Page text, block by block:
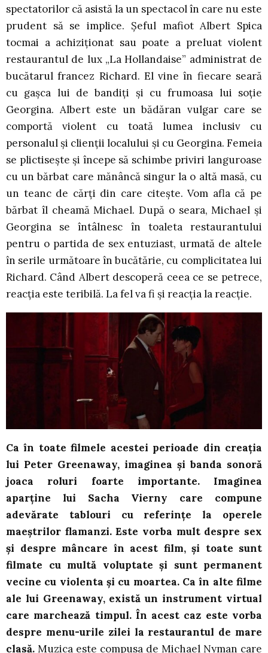
spectatorilor că asistă la un spectacol în care nu este
prudent să se implice. Șeful mafiot Albert Spica
tocmai a achiziționat sau poate a preluat violent
restaurantul de lux „La Hollandaise” administrat de
bucătarul francez Richard. El vine în fiecare seară
cu gașca lui de bandiți și cu frumoasa lui soție
Georgina. Albert este un bădăran vulgar care se
comportă violent cu toată lumea inclusiv cu
personalul și clienții localului și cu Georgina. Femeia
se plictisește și începe să schimbe priviri languroase
cu un bărbat care mănâncă singur la o altă masă, cu
un teanc de cărți din care citește. Vom afla că pe
bărbat îl cheamă Michael. După o seara, Michael și
Georgina se întâlnesc în toaleta restaurantului
pentru o partida de sex entuziast, urmată de altele
în serile următoare în bucătărie, cu complicitatea lui
Richard. Când Albert descoperă ceea ce se petrece,
reacția este teribilă. La fel va fi și reacția la reacție.
Ca în toate filmele acestei perioade din creația
lui Peter Greenaway, imaginea și banda sonoră
joaca roluri foarte importante. Imaginea
aparține lui Sacha Vierny care compune
adevărate tablouri cu referințe la operele
maeștrilor flamanzi. Este vorba mult despre sex
și despre mâncare în acest film, și toate sunt
filmate cu multă voluptate și sunt permanent
vecine cu violenta și cu moartea. Ca în alte filme
ale lui Greenaway, există un instrument virtual
care marchează timpul. În acest caz este vorba
despre menu-urile zilei la restaurantul de mare
clasă. Muzica este compusa de Michael Nyman care